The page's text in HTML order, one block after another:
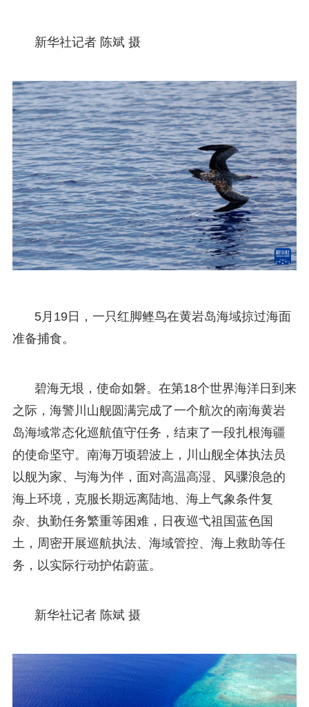
新华社记者 陈斌 摄
5月19日，一只红脚鲣鸟在黄岩岛海域掠过海面
准备捕食。
碧海无垠，使命如磐。在第18个世界海洋日到来
之际，海警川山舰圆满完成了一个航次的南海黄岩
岛海域常态化巡航值守任务，结束了一段扎根海疆
的使命坚守。南海万顷碧波上，川山舰全体执法员
以舰为家、与海为伴，面对高温高湿、风骤浪急的
海上环境，克服长期远离陆地、海上气象条件复
杂、执勤任务繁重等困难，日夜巡弋祖国蓝色国
土，周密开展巡航执法、海域管控、海上救助等任
务，以实际行动护佑蔚蓝。
新华社记者 陈斌 摄